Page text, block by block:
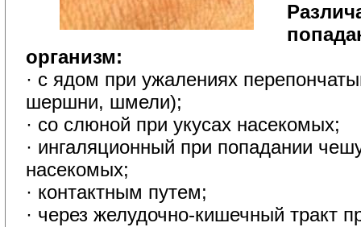
организм:
· с ядом при ужалениях
шершни, шмели);
· со слюной при укусах насекомых;
· ингаляционный при попадании
насекомых;
· контактным путем;
· через желудочно-кишечный тракт